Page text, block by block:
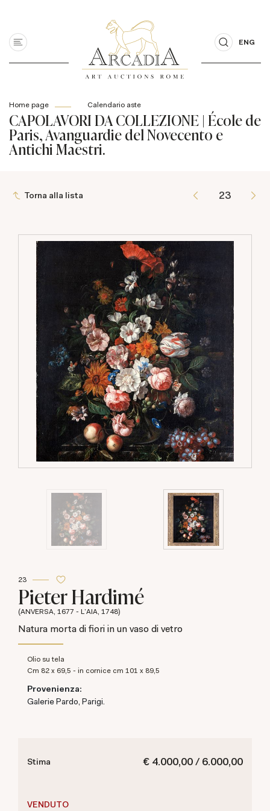
ENG
Home page Calendario aste
CAPOLAVORI DA COLLEZIONE | École de
Paris, Avanguardie del Novecento e
Antichi Maestri.
Torna alla lista
23
Pieter Hardimé
(ANVERSA, 1677 - L'AIA, 1748)
Natura morta di fiori in un vaso di vetro
olio su tela
cm 82 x 69,5 - in cornice cm 101 x 89,5
Provenienza:
Galerie Pardo, Parigi.
€ 4.000,00 / 6.000,00
Stima
VENDUTO